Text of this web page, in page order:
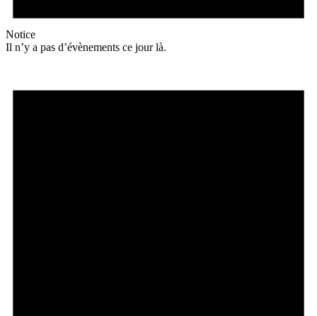
Notice
Il n’y a pas d’évènements ce jour là.